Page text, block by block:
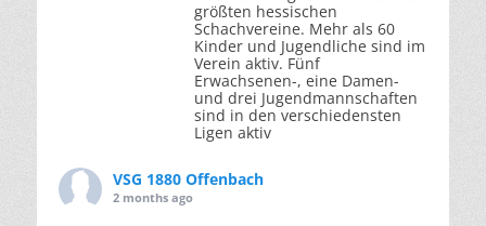
größten hessischen
Schachvereine. Mehr als 60
Kinder und Jugendliche sind im
Verein aktiv. Fünf
Erwachsenen-, eine Damen-
und drei Jugendmannschaften
sind in den verschiedensten
Ligen aktiv
VSG 1880 Offenbach
2 months ago